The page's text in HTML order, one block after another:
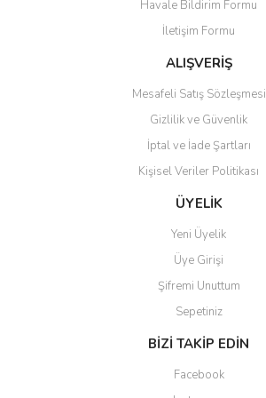
Ürün açıklamasında eksik bilgiler bulunuyor.
Ürün bilgilerinde hatalar bulunuyor.
Ürün fiyatı diğer sitelerden daha pahalı.
Gönder
Havale Bildirim Formu
İletişim Formu
ALIŞVERİŞ
Mesafeli Satış Sözleşmesi
Gizlilik ve Güvenlik
İptal ve İade Şartları
Kişisel Veriler Politikası
ÜYELİK
Yeni Üyelik
Üye Girişi
Şifremi Unuttum
Sepetiniz
BİZİ TAKİP EDİN
Facebook